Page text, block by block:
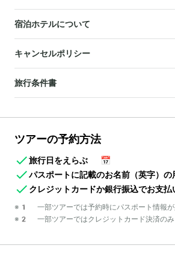
宿泊ホテルについて
キャンセルポリシー
旅行条件書
ツアーの予約方法
旅行日をえらぶ
📅
パスポートに記載のお名前（英字）の
クレジットカードか銀行振込でお支払
※1 一部ツアーでは予約時にパスポート情報が
※2 一部ツアーではクレジットカード決済のみ